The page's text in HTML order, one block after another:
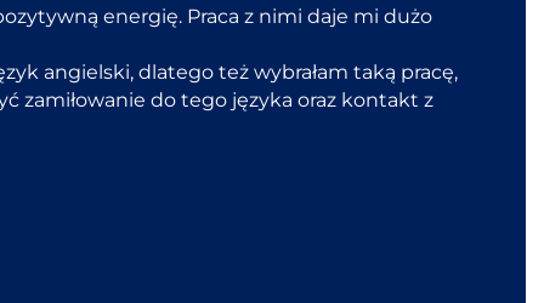
energię. Praca z nimi daje mi dużo
angielski, dlatego też wybrałam taką pracę,
zamiłowanie do tego języka oraz kontakt z